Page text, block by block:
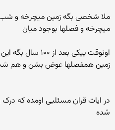
ملا شخصی بگه زمین میچرخه و شب
میچرخه و فصلها بوجود میان
اونوقت ییکی بعد
زمین همفصلها عوض بشن و هم
در ایات قران مسئلیی اومده که
شده